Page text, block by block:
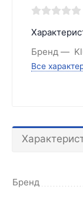
Бренд
Все
Бренд